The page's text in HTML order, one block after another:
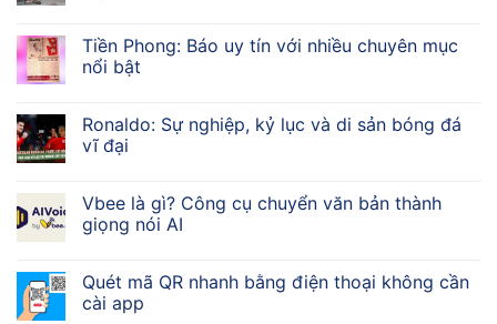
Tiền Phong: Báo uy tín với nhiều chuyên mục
nổi bật
Ronaldo: Sự nghiệp, kỷ lục và di sản bóng đá
vĩ đại
Vbee là gì? Công cụ chuyển văn bản thành
giọng nói AI
Quét mã QR nhanh bằng điện thoại không cần
cài app